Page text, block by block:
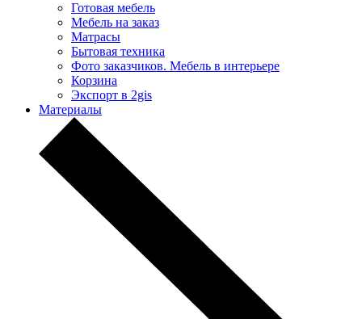
Готовая мебель
Мебель на заказ
Матрасы
Бытовая техника
Фото заказчиков. Мебель в интерьере
Корзина
Экспорт в 2gis
Материалы